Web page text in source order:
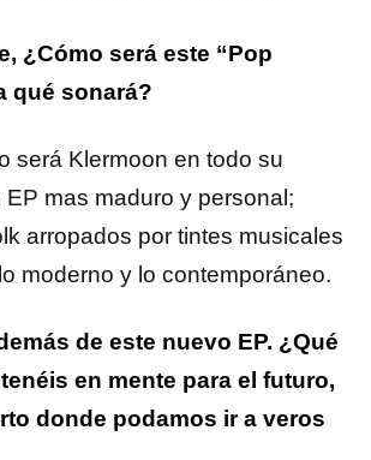
¿Cómo será este “Pop
qué sonará?
será Klermoon en todo su
mas maduro y personal;
arropados por tintes musicales
moderno y lo contemporáneo.
de este nuevo EP. ¿Qué
en mente para el futuro,
donde podamos ir a veros